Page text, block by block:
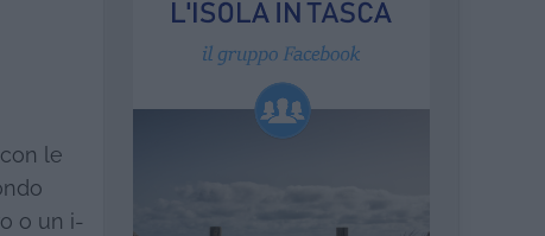
le
o un i-